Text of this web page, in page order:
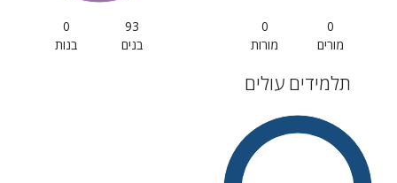
0
מורים
0
מורות
93
בנים
0
בנות
תלמידים עולים